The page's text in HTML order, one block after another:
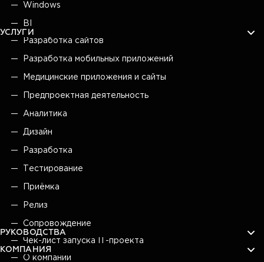
Windows
BI
УСЛУГИ
Разработка сайтов
Разработка мобильных приложений
Медицинские приложения и сайты
Предпроектная деятельность
Аналитика
Дизайн
Разработка
Тестирование
Приёмка
Релиз
Сопровождение
РУКОВОДСТВА
Чек-лист запуска IT-проекта
КОМПАНИЯ
О компании